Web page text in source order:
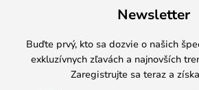
Newsletter
Buďte prvý, kto sa dozvie o našich
exkluzívnych zľavách a najnovších
Zaregistrujte sa teraz a